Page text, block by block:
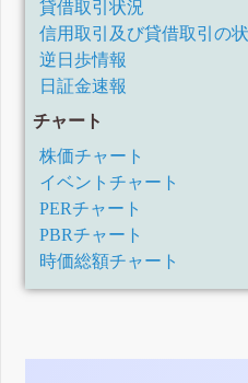
貸借取引状況
信用取引及び貸借取引の
逆日歩情報
日証金速報
チャート
株価チャート
イベントチャート
PERチャート
PBRチャート
時価総額チャート